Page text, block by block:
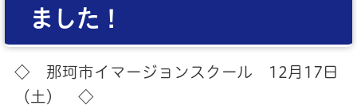
ました！
◇ 那珂市イマージョンスクール 12月17日
（土） ◇